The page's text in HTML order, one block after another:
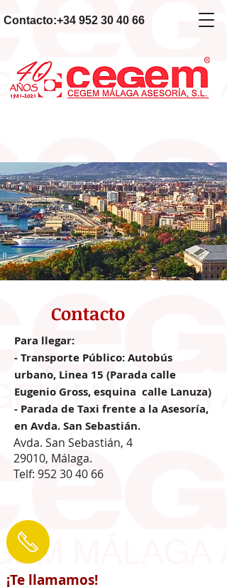
Contacto:+34 952 30 40 66
Contacto
Para llegar:
- Transporte Público: Autobús
urbano, Linea 15 (Parada calle
Eugenio Gross, esquina calle Lanuza)
- Parada de Taxi frente a la Asesoría,
en Avda. San Sebastián.
Avda. San Sebastián, 4
29010, Málaga.
Telf: 952 30 40 66
¡Te llamamos!